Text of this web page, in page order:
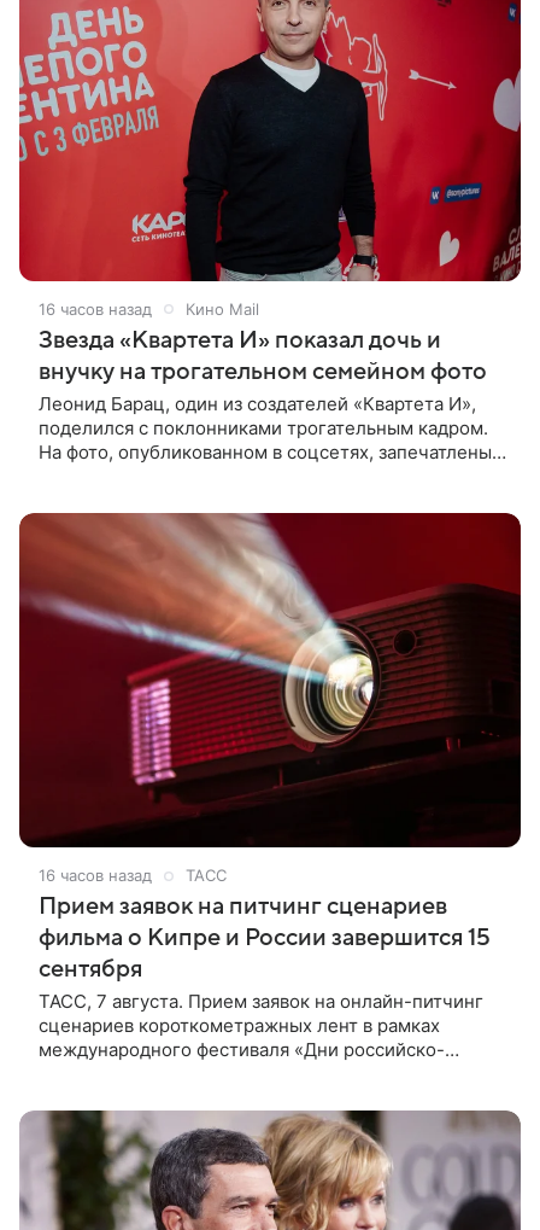
16 часов назад Кино Mail
Звезда «Квартета И» показал дочь и
внучку на трогательном семейном фото
Леонид Барац, один из создателей «Квартета И»,
поделился с поклонниками трогательным кадром.
На фото, опубликованном в соцсетях, запечатлены
16 часов назад ТАСС
Прием заявок на питчинг сценариев
фильма о Кипре и России завершится 15
сентября
ТАСС, 7 августа. Прием заявок на онлайн-питчинг
сценариев короткометражных лент в рамках
международного фестиваля «Дни российско-